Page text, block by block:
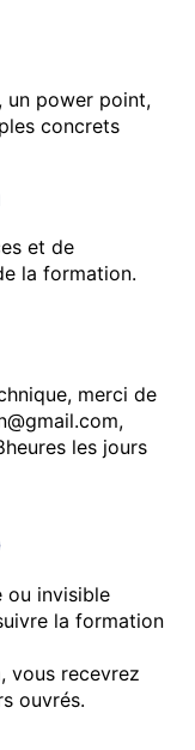
un power point,
concrets
et de
la formation.
merci de
les jours
ou invisible
la formation
vous recevrez
ouvrés.